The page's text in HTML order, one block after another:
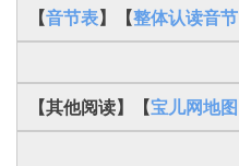
【音节表】【整体认读音节
【其他阅读】【宝儿网地图